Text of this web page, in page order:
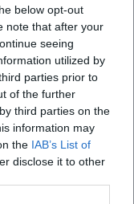
below opt-out
note that after your
seeing
utilized by
parties prior to
of the further
third parties on the
information may
the IAB’s List of
disclose it to other